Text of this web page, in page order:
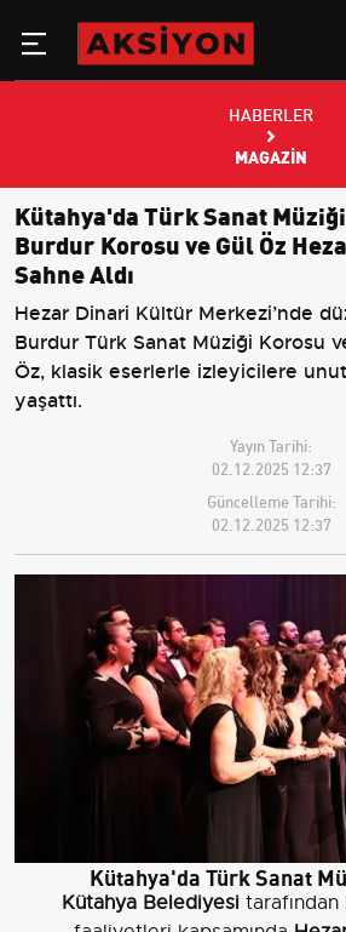
HABERLER
MAGAZIN
Kütahya'da Türk Sanat
Burdur Korosu ve Gül Öz
Sahne Aldı
Hezar Dinari Kültür Merkezi’nde
Burdur Türk Sanat Müziği Korosu
Öz, klasik eserlerle izleyicilere
yaşattı.
Yayın Tarihi:
02.12.2025 12:37
Güncelleme Tarihi:
02.12.2025 12:37
Kütahya'da Türk Sanat
Kütahya Belediyesi